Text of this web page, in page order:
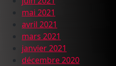
mai 2021
avril 2021
mars 2021
janvier 2021
décembre 2020